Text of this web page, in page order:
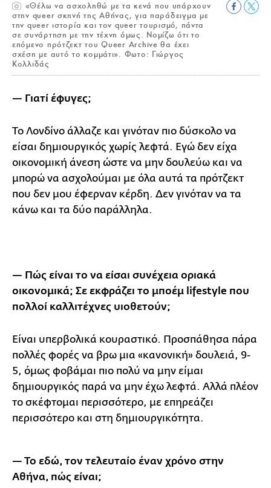
«Θέλω να ασχοληθώ με τα κενά που υπάρχουν
στην queer σκηνή της Αθήνας, για παράδειγμα με
την queer ιστορία και τον queer τουρισμό, πάντα
σε συνάρτηση με την τέχνη όμως. Νομίζω ότι το
επόμενο πρότζεκτ του Queer Archive θα έχει
σχέση με αυτό το κομμάτι». Φωτο: Γιώργος
Κολλιδάς
— Γιατί έφυγες;
Το Λονδίνο άλλαζε και γινόταν πιο δύσκολο να
είσαι δημιουργικός χωρίς λεφτά. Εγώ δεν είχα
οικονομική άνεση ώστε να μην δουλεύω και να
μπορώ να ασχολούμαι με όλα αυτά τα πρότζεκτ
που δεν μου έφερναν κέρδη. Δεν γινόταν να τα
κάνω και τα δύο παράλληλα.
— Πώς είναι το να είσαι συνέχεια οριακά
οικονομικά; Σε εκφράζει το μποέμ lifestyle που
πολλοί καλλιτέχνες υιοθετούν;
Είναι υπερβολικά κουραστικό. Προσπάθησα πάρα
πολλές φορές να βρω μια «κανονική» δουλειά, 9-
5, όμως φοβάμαι πιο πολύ να μην είμαι
δημιουργικός παρά να μην έχω λεφτά. Αλλά πλέον
το σκέφτομαι περισσότερο, με επηρεάζει
περισσότερο και στη δημιουργικότητα.
— Το εδώ, τον τελευταίο έναν χρόνο στην
Αθήνα, πώς είναι;